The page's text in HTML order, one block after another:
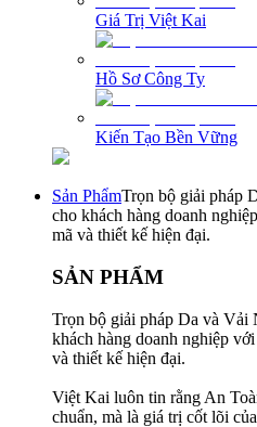
Giá Trị Việt Kai
Hồ Sơ Công Ty
Kiến Tạo Bền Vững
Sản PhẩmTrọn bộ giải pháp
cho khách hàng doanh
mã và thiết kế hiện đại.
SẢN PHẨM
Trọn bộ giải pháp Da và
khách hàng doanh nghiệp
và thiết kế hiện đại.
Việt Kai luôn tin rằng An
chuẩn, mà là giá trị cốt lõi